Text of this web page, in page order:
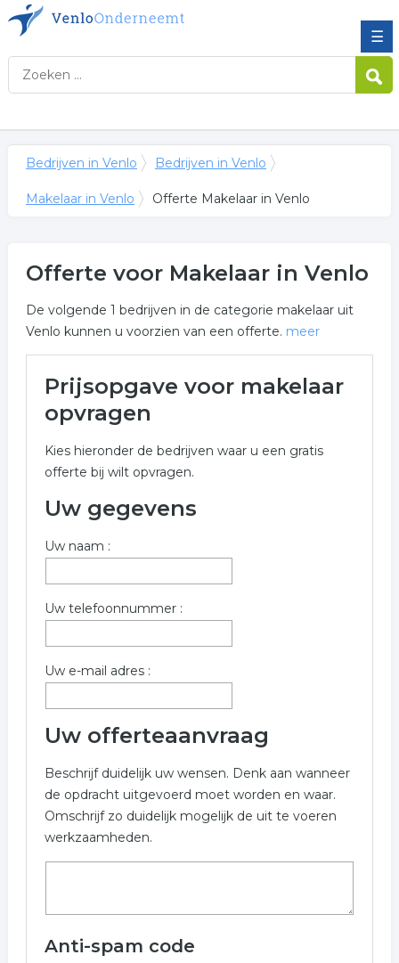
☰
Bedrijven in Venlo Bedrijven in Venlo
Makelaar in Venlo Offerte Makelaar in Venlo
Offerte voor Makelaar in Venlo
De volgende 1 bedrijven in de categorie makelaar uit
Venlo kunnen u voorzien van een offerte. meer
Onderstaand vindt u een overzicht van alle makelaar
gerelateerde bedrijven in de omgeving van Venlo voor
een vrijblijvende aanvraag.
Meer informatie over makelaar uit Venlo? Gebruik
onderstaand formulier welke verwant is aan makelaar in
Trefwoorden:
makelaar
makelaardij onroerend goed
woning woningen
Prijsopgave voor makelaar
opvragen
Kies hieronder de bedrijven waar u een gratis
offerte bij wilt opvragen.
Uw gegevens
Uw naam :
Uw telefoonnummer :
Uw e-mail adres :
Uw offerteaanvraag
Beschrijf duidelijk uw wensen. Denk aan wanneer
de opdracht uitgevoerd moet worden en waar.
Omschrijf zo duidelijk mogelijk de uit te voeren
werkzaamheden.
Anti-spam code